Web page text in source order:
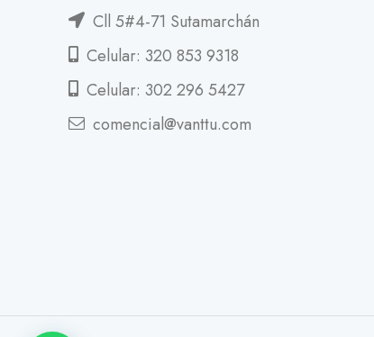
Cll 5#4-71 Sutamarchán
Celular: 320 853 9318
Celular: 302 296 5427
comencial@vanttu.com